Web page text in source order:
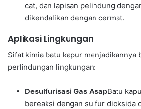
cat, dan lapisan pelindung
dikendalikan dengan cermat.
Aplikasi Lingkungan
Sifat kimia batu kapur menjadikannya
perlindungan lingkungan:
Desulfurisasi Gas AsapBatu
bereaksi dengan sulfur dioksida